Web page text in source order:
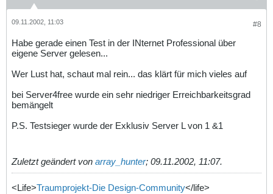
#8
09.11.2002, 11:03
Habe gerade einen Test in der INternet Professional über
eigene Server gelesen...
Wer Lust hat, schaut mal rein... das klärt für mich vieles auf
bei Server4free wurde ein sehr niedriger Erreichbarkeitsgrad
bemängelt
P.S. Testsieger wurde der Exklusiv Server L von 1 &1
Zuletzt geändert von array_hunter; 09.11.2002, 11:07.
<Life>Traumprojekt-Die Design-Community</life>